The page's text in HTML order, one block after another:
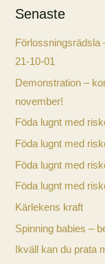
att
bli
säkert
Senaste
21-10-01
Demonstration –
november!
Föda lugnt med
Föda lugnt med
Föda lugnt med
Föda lugnt med
Kärlekens kraft
Spinning babies –
Ikväll kan du prata